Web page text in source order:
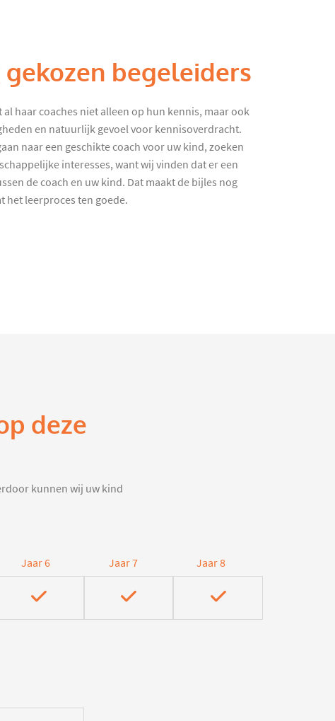
begeleiders
al haar coaches niet alleen op hun kennis, maar ook
en natuurlijk gevoel voor kennisoverdracht.
naar een geschikte coach voor uw kind, zoeken
interesses, want wij vinden dat er een
de coach en uw kind. Dat maakt de bijles nog
het leerproces ten goede.
deze
kunnen wij uw kind
Jaar 6 Jaar 7 Jaar 8